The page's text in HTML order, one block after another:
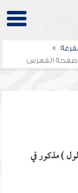
صفحة الفهرس
) مذكور في